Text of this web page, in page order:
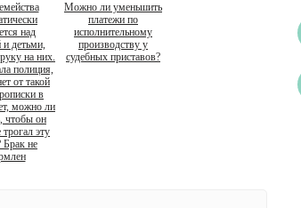
над
и детьми,
на них.
полиция,
от такой
в
можно ли
чтобы он
эту
Брак не
Можно ли уменьшить
платежи по
исполнительному
производству у
судебных приставов?